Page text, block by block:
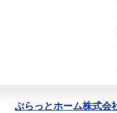
ぷらっとホーム株式会